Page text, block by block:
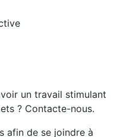
un travail stimulant
? Contacte-nous.
afin de se joindre à